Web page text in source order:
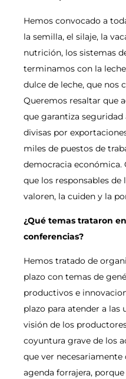
Hemos convocado a
la semilla, el silaje, la
nutrición, los sistemas
terminamos con la
dulce de leche, que nos
Queremos resaltar que
que garantiza
divisas por
miles de puestos de
democracia económica.
que los responsables
valoren, la cuiden y la
¿Qué temas trataron
conferencias?
Hemos tratado de
plazo con temas de
productivos e
plazo para atender a las
visión de los
coyuntura grave de los
que ver
agenda forrajera,